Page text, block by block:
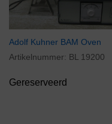
Adolf Kuhner BAM Oven
Artikelnummer: BL 19200
Gereserveerd